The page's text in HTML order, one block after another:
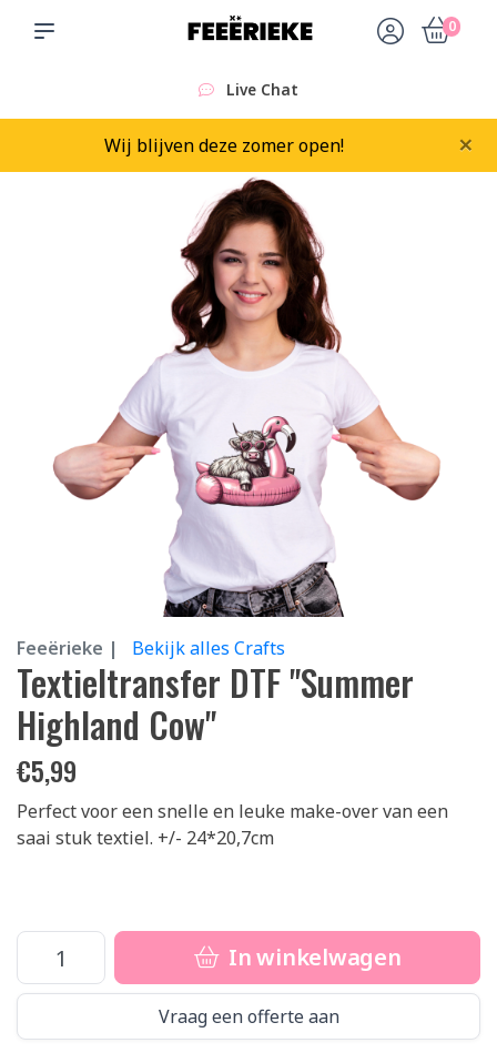
0
Live Chat
Wij blijven deze zomer open! ×
Feeërieke | Bekijk alles Crafts
Textieltransfer DTF "Summer
Highland Cow"
€5,99
Perfect voor een snelle en leuke make-over van een
saai stuk textiel. +/- 24*20,7cm
In winkelwagen
Vraag een offerte aan